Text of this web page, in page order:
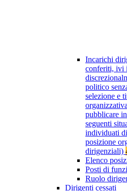
Incarichi
conferiti, ivi
politico
selezione e
pubblicare
seguenti
individuati
posizione
dirigenziali)
Elenco
Posti di
Ruolo
Dirigenti cessati